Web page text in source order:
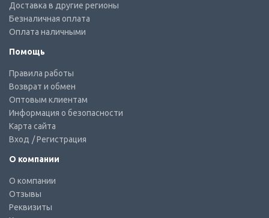
Доставка в другие регионы
Безналичная оплата
Оплата наличными
Помощь
Правила работы
Возврат и обмен
Оптовым клиентам
Информация о безопасности
Карта сайта
Вход / Регистрация
О компании
О компании
Отзывы
Реквизиты